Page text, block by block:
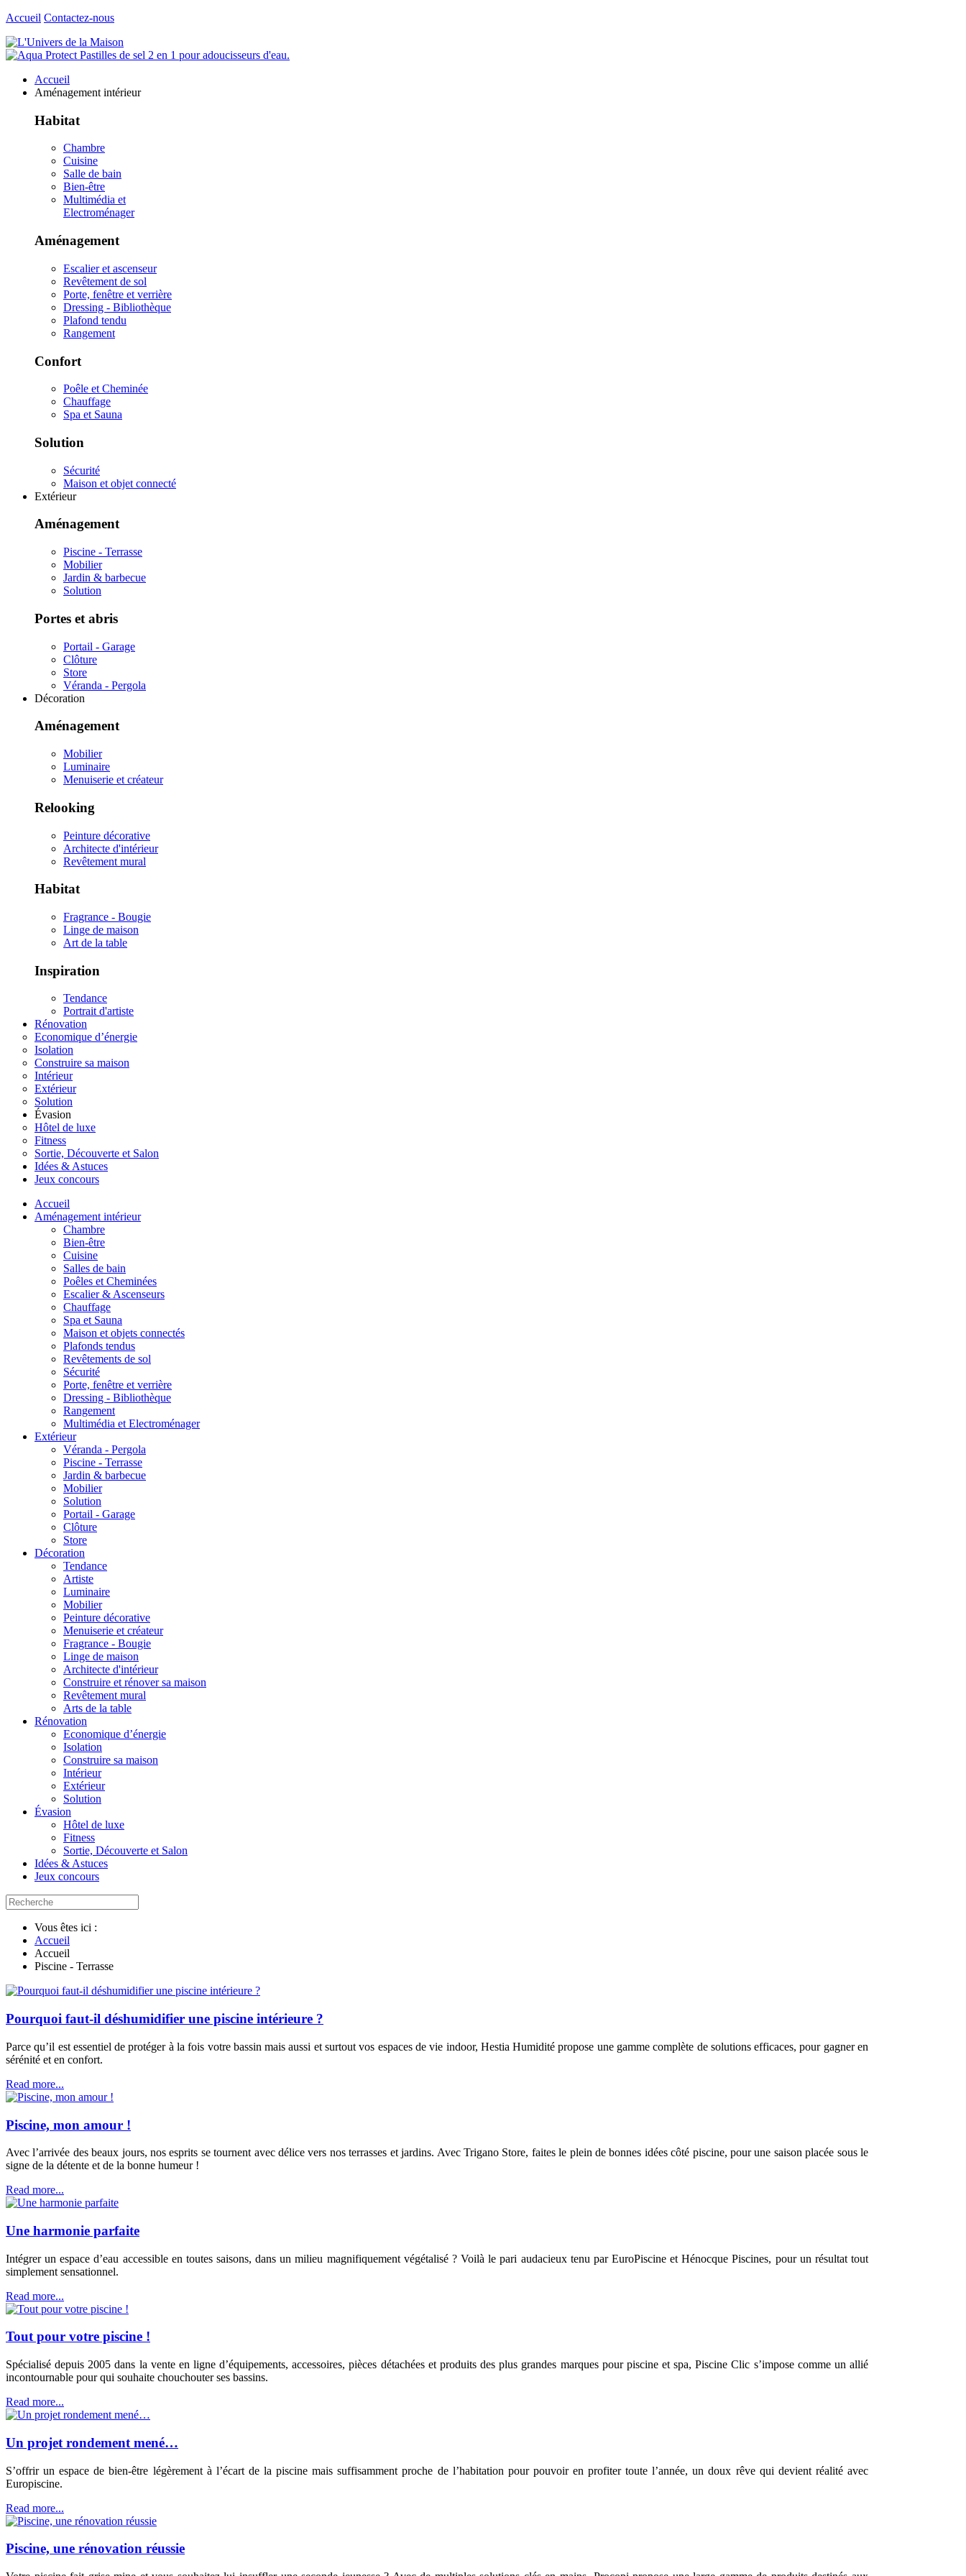
Accueil Contactez-nous
Accueil
Aménagement intérieur
Habitat
Chambre
Cuisine
Salle de bain
Bien-être
Multimédia et
Electroménager
Aménagement
Escalier et ascenseur
Revêtement de sol
Porte, fenêtre et verrière
Dressing - Bibliothèque
Plafond tendu
Rangement
Confort
Poêle et Cheminée
Chauffage
Spa et Sauna
Solution
Sécurité
Maison et objet connecté
Extérieur
Aménagement
Piscine - Terrasse
Mobilier
Jardin & barbecue
Solution
Portes et abris
Portail - Garage
Clôture
Store
Véranda - Pergola
Décoration
Aménagement
Mobilier
Luminaire
Menuiserie et créateur
Relooking
Peinture décorative
Architecte d'intérieur
Revêtement mural
Habitat
Fragrance - Bougie
Linge de maison
Art de la table
Inspiration
Tendance
Portrait d'artiste
Rénovation
Economique d’énergie
Isolation
Construire sa maison
Intérieur
Extérieur
Solution
Évasion
Hôtel de luxe
Fitness
Sortie, Découverte et Salon
Idées & Astuces
Jeux concours
Accueil
Aménagement intérieur
Chambre
Bien-être
Cuisine
Salles de bain
Poêles et Cheminées
Escalier & Ascenseurs
Chauffage
Spa et Sauna
Maison et objets connectés
Plafonds tendus
Revêtements de sol
Sécurité
Porte, fenêtre et verrière
Dressing - Bibliothèque
Rangement
Multimédia et Electroménager
Extérieur
Véranda - Pergola
Piscine - Terrasse
Jardin & barbecue
Mobilier
Solution
Portail - Garage
Clôture
Store
Décoration
Tendance
Artiste
Luminaire
Mobilier
Peinture décorative
Menuiserie et créateur
Fragrance - Bougie
Linge de maison
Architecte d'intérieur
Construire et rénover sa maison
Revêtement mural
Arts de la table
Rénovation
Economique d’énergie
Isolation
Construire sa maison
Intérieur
Extérieur
Solution
Évasion
Hôtel de luxe
Fitness
Sortie, Découverte et Salon
Idées & Astuces
Jeux concours
Vous êtes ici :
Accueil
Accueil
Piscine - Terrasse
Pourquoi faut-il déshumidifier une piscine intérieure ?
Parce qu’il est essentiel de protéger à la fois votre bassin mais aussi et surtout vos espaces de vie indoor, Hestia Humidité propose une gamme complète de solutions efficaces, pour gagner en
sérénité et en confort.
Read more...
Piscine, mon amour !
Avec l’arrivée des beaux jours, nos esprits se tournent avec délice vers nos terrasses et jardins. Avec Trigano Store, faites le plein de bonnes idées côté piscine, pour une saison placée sous le
signe de la détente et de la bonne humeur !
Read more...
Une harmonie parfaite
Intégrer un espace d’eau accessible en toutes saisons, dans un milieu magnifiquement végétalisé ? Voilà le pari audacieux tenu par EuroPiscine et Hénocque Piscines, pour un résultat tout
simplement sensationnel.
Read more...
Tout pour votre piscine !
Spécialisé depuis 2005 dans la vente en ligne d’équipements, accessoires, pièces détachées et produits des plus grandes marques pour piscine et spa, Piscine Clic s’impose comme un allié
incontournable pour qui souhaite chouchouter ses bassins.
Read more...
Un projet rondement mené…
S’offrir un espace de bien-être légèrement à l’écart de la piscine mais suffisamment proche de l’habitation pour pouvoir en profiter toute l’année, un doux rêve qui devient réalité avec
Europiscine.
Read more...
Piscine, une rénovation réussie